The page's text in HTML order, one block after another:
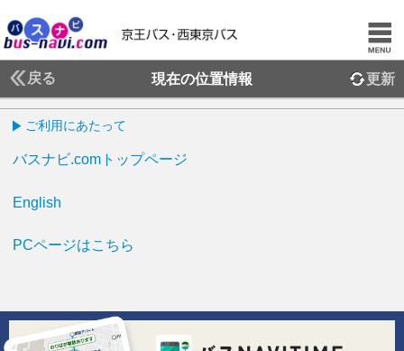
戻る 現在の位置情報 更新
ご利用にあたって
バスナビ.comトップページ
English
PCページはこちら